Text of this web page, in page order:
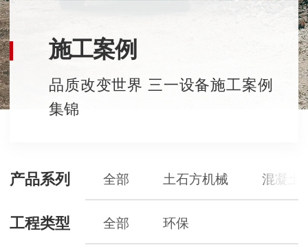
施工案例
品质改变世界 三一设备施工案例
集锦
产品系列 全部 土石方机械 混凝土
工程类型 全部 环保